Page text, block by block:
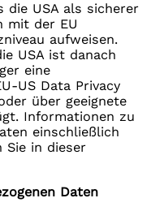
die USA als sicherer
mit der EU
aufweisen.
USA ist danach
eine
US Data Privacy
über geeignete
Informationen zu
einschließlich
Sie in dieser
Daten